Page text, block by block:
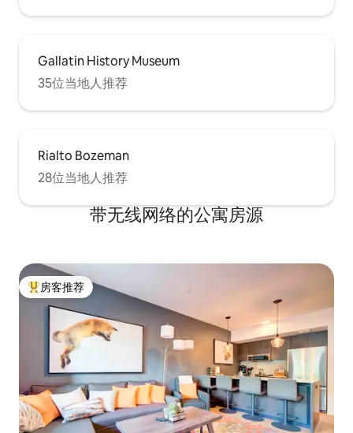
Gallatin History Museum
35位当地人推荐
Rialto Bozeman
28位当地人推荐
带无线网络的公寓房源
热门「房客推荐」
房客推荐